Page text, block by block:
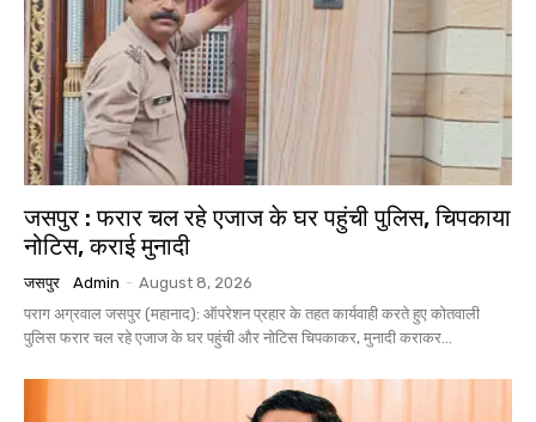
जसपुर : फरार चल रहे एजाज के घर पहुंची पुलिस, चिपकाया
नोटिस, कराई मुनादी
जसपुर Admin - August 8, 2026
पराग अग्रवाल जसपुर (महानाद): ऑपरेशन प्रहार के तहत कार्यवाही करते हुए कोतवाली
पुलिस फरार चल रहे एजाज के घर पहुंची और नोटिस चिपकाकर, मुनादी कराकर...